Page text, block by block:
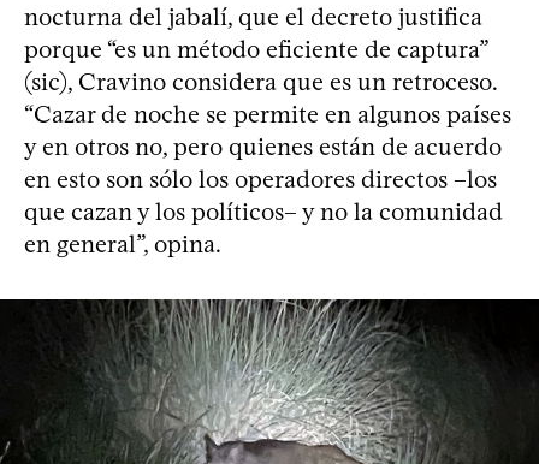
nocturna del jabalí, que el decreto justifica
porque “es un método eficiente de captura”
(sic), Cravino considera que es un retroceso.
“Cazar de noche se permite en algunos países
y en otros no, pero quienes están de acuerdo
en esto son sólo los operadores directos –los
que cazan y los políticos– y no la comunidad
en general”, opina.